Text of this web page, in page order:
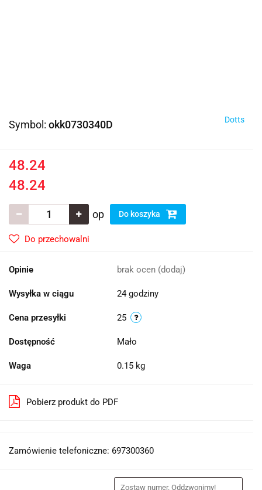
Symbol: okk0730340D Dotts
48.24
48.24
op Do koszyka
Do przechowalni
Opinie brak ocen (dodaj)
Wysyłka w ciągu 24 godziny
Cena przesyłki 25
Dostępność Mało
Waga 0.15 kg
Pobierz produkt do PDF
Zamówienie telefoniczne: 697300360